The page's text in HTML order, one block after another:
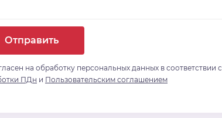
Отправить
на обработку персональных данных в соответствии с
ПДн и Пользовательским соглашением